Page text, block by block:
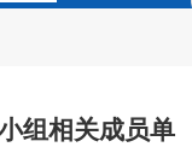
组相关成员单